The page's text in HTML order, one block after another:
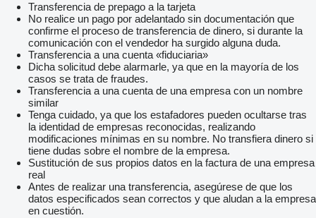
Transferencia de prepago a la tarjeta
No realice un pago por adelantado sin documentación que
confirme el proceso de transferencia de dinero, si durante la
comunicación con el vendedor ha surgido alguna duda.
Transferencia a una cuenta «fiduciaria»
Dicha solicitud debe alarmarle, ya que en la mayoría de los
casos se trata de fraudes.
Transferencia a una cuenta de una empresa con un nombre
similar
Tenga cuidado, ya que los estafadores pueden ocultarse tras
la identidad de empresas reconocidas, realizando
modificaciones mínimas en su nombre. No transfiera dinero si
tiene dudas sobre el nombre de la empresa.
Sustitución de sus propios datos en la factura de una empresa
real
Antes de realizar una transferencia, asegúrese de que los
datos especificados sean correctos y que aludan a la empresa
en cuestión.